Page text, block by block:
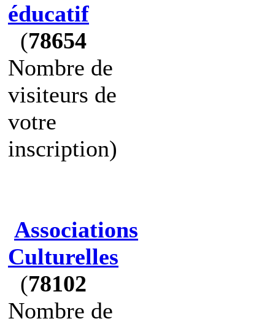
éducatif
(78654
Nombre de
visiteurs de
votre
inscription)
Associations
Culturelles
(78102
Nombre de